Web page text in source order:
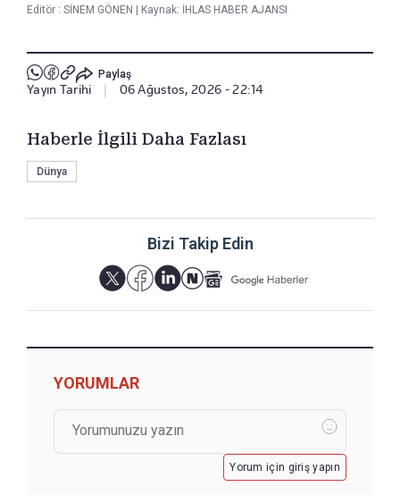
Editör : SİNEM GÖNEN Kaynak: İHLAS HABER AJANSI
Paylaş
Yayın Tarihi 06 Ağustos, 2026 - 22:14
Haberle İlgili Daha Fazlası
Dünya
Bizi Takip Edin
YORUMLAR
Yorum için giriş yapın